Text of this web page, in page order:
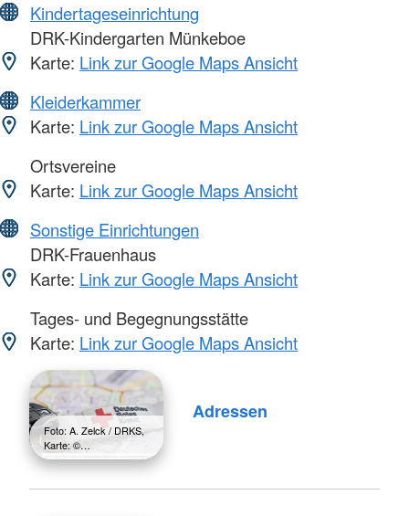
Kindertageseinrichtung
DRK-Kindergarten Münkeboe
Karte: Link zur Google Maps Ansicht
Kleiderkammer
Karte: Link zur Google Maps Ansicht
Ortsvereine
Karte: Link zur Google Maps Ansicht
Sonstige Einrichtungen
DRK-Frauenhaus
Karte: Link zur Google Maps Ansicht
Tages- und Begegnungsstätte
Karte: Link zur Google Maps Ansicht
Foto: A. Zelck / DRKS,
Karte: ©…
Adressen